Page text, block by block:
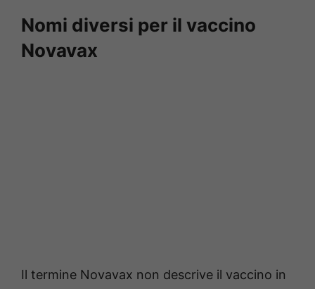
Nomi diversi per il vaccino
Novavax
Il termine Novavax non descrive il vaccino in